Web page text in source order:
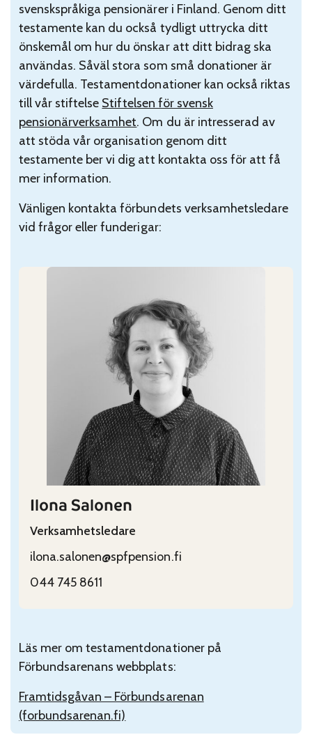
svenskspråkiga pensionärer i Finland. Genom ditt
testamente kan du också tydligt uttrycka ditt
önskemål om hur du önskar att ditt bidrag ska
användas. Såväl stora som små donationer är
värdefulla. Testamentdonationer kan också riktas
till vår stiftelse Stiftelsen för svensk
pensionärverksamhet. Om du är intresserad av
att stöda vår organisation genom ditt
testamente ber vi dig att kontakta oss för att få
mer information.
Vänligen kontakta förbundets verksamhetsledare
vid frågor eller funderigar:
Ilona Salonen
Verksamhetsledare
ilona.salonen@spfpension.fi
044 745 8611
Läs mer om testamentdonationer på
Förbundsarenans webbplats:
Framtidsgåvan – Förbundsarenan
(forbundsarenan.fi)